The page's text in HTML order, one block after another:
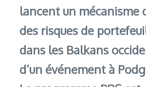
lancent un mécanisme
des risques de
dans les Balkans
d’un événement à